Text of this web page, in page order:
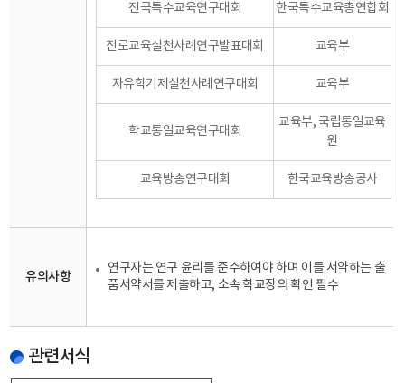
전국특수교육연구대회 한국특수교육총연합회
진로교육실천사례연구발표대회 교육부
자유학기제실천사례연구대회 교육부
학교통일교육연구대회
교육부, 국립통일교육
원
교육방송연구대회 한국교육방송공사
유의사항
연구자는 연구 윤리를 준수하여야 하며 이를 서약하는 출
품서약서를 제출하고, 소속 학교장의 확인 필수
관련서식